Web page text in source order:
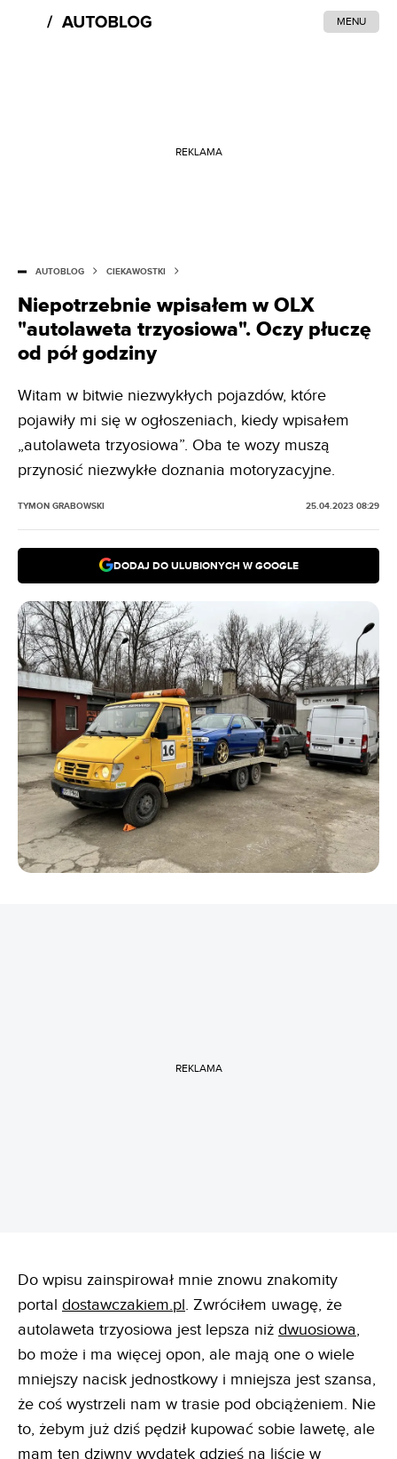
MENU
REKLAMA
AUTOBLOG CIEKAWOSTKI
Niepotrzebnie wpisałem w OLX
"autolaweta trzyosiowa". Oczy płuczę
od pół godziny
Witam w bitwie niezwykłych pojazdów, które
pojawiły mi się w ogłoszeniach, kiedy wpisałem
„autolaweta trzyosiowa”. Oba te wozy muszą
przynosić niezwykłe doznania motoryzacyjne.
TYMON GRABOWSKI 25.04.2023 08:29
DODAJ DO ULUBIONYCH W GOOGLE
REKLAMA
Do wpisu zainspirował mnie znowu znakomity
portal dostawczakiem.pl. Zwróciłem uwagę, że
autolaweta trzyosiowa jest lepsza niż dwuosiowa,
bo może i ma więcej opon, ale mają one o wiele
mniejszy nacisk jednostkowy i mniejsza jest szansa,
że coś wystrzeli nam w trasie pod obciążeniem. Nie
to, żebym już dziś pędził kupować sobie lawetę, ale
mam ten dziwny wydatek gdzieś na liście w